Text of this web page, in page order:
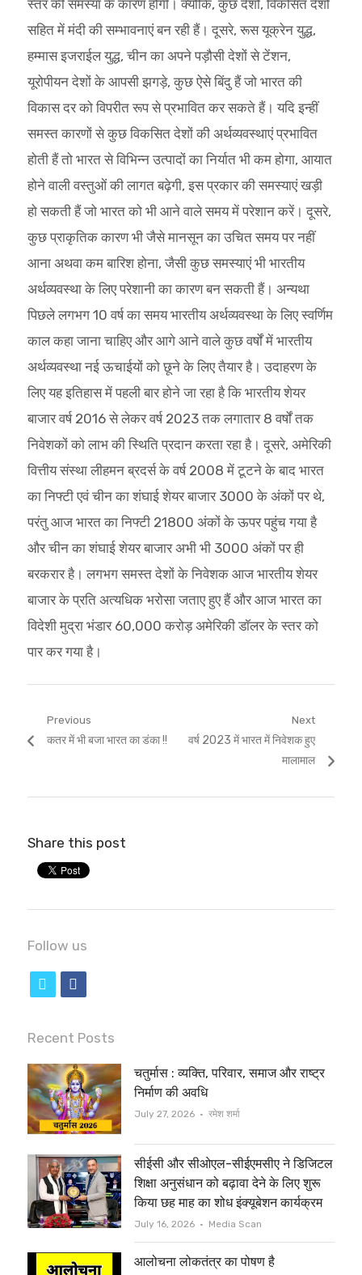
स्तर की समस्या के कारण होगी। क्योंकि, कुछ देशों, विकसित देशों
सहित में मंदी की सम्भावनाएं बन रही हैं। दूसरे, रूस यूक्रेन युद्ध,
हम्मास इजराईल युद्ध, चीन का अपने पड़ौसी देशों से टेंशन,
यूरोपीयन देशों के आपसी झगड़े, कुछ ऐसे बिंदु हैं जो भारत की
विकास दर को विपरीत रूप से प्रभावित कर सकते हैं। यदि इन्हीं
समस्त कारणों से कुछ विकसित देशों की अर्थव्यवस्थाएं प्रभावित
होती हैं तो भारत से विभिन्न उत्पादों का निर्यात भी कम होगा, आयात
होने वाली वस्तुओं की लागत बढ़ेगी, इस प्रकार की समस्याएं खड़ी
हो सकती हैं जो भारत को भी आने वाले समय में परेशान करें। दूसरे,
कुछ प्राकृतिक कारण भी जैसे मानसून का उचित समय पर नहीं
आना अथवा कम बारिश होना, जैसी कुछ समस्याएं भी भारतीय
अर्थव्यवस्था के लिए परेशानी का कारण बन सकती हैं। अन्यथा
पिछले लगभग 10 वर्ष का समय भारतीय अर्थव्यवस्था के लिए स्वर्णिम
काल कहा जाना चाहिए और आगे आने वाले कुछ वर्षों में भारतीय
अर्थव्यवस्था नई ऊचाईयों को छूने के लिए तैयार है। उदाहरण के
लिए यह इतिहास में पहली बार होने जा रहा है कि भारतीय शेयर
बाजार वर्ष 2016 से लेकर वर्ष 2023 तक लगातार 8 वर्षों तक
निवेशकों को लाभ की स्थिति प्रदान करता रहा है। दूसरे, अमेरिकी
वित्तीय संस्था लीहमन ब्रदर्स के वर्ष 2008 में टूटने के बाद भारत
का निफ्टी एवं चीन का शंघाई शेयर बाजार 3000 के अंकों पर थे,
परंतु आज भारत का निफ्टी 21800 अंकों के ऊपर पहुंच गया है
और चीन का शंघाई शेयर बाजार अभी भी 3000 अंकों पर ही
बरकरार है। लगभग समस्त देशों के निवेशक आज भारतीय शेयर
बाजार के प्रति अत्यधिक भरोसा जताए हुए हैं और आज भारत का
विदेशी मुद्रा भंडार 60,000 करोड़ अमेरिकी डॉलर के स्तर को
पार कर गया है।
Post
navigation
Previous
Previous
कतर में भी बजा भारत का डंका !!
Next
Next
वर्ष 2023 में भारत में निवेशक हुए
मालामाल
Share this post
Follow us
i
t
t
e
r
c
e
b
o
o
k
Recent Posts
चतुर्मास : व्यक्ति, परिवार, समाज और राष्ट्र
निर्माण की अवधि
July 27, 2026 Author
रमेश शर्मा
सीईसी और सीओएल-सीईएमसीए ने डिजिटल
शिक्षा अनुसंधान को बढ़ावा देने के लिए शुरू
किया छह माह का शोध इंक्यूबेशन कार्यक्रम
July 16, 2026 Author
Media Scan
आलोचना लोकतंत्र का पोषण है